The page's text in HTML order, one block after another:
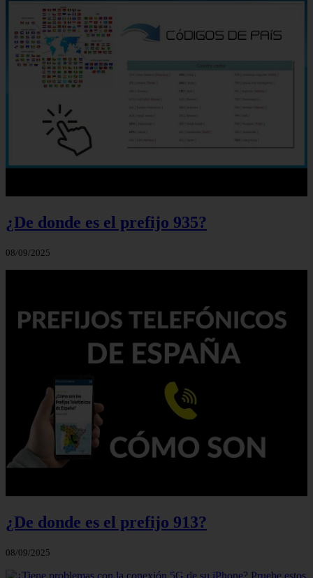
¿De donde es el prefijo 935?
08/09/2025
¿De donde es el prefijo 913?
08/09/2025